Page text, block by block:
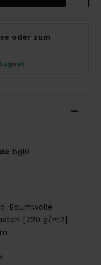
oder zum
bgl0
Baumwolle
[220 g/m2]